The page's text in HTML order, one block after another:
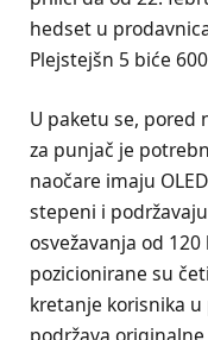
hedset u
Plejstejšn 5 biće
U paketu se, pored
za punjač je
naočare imaju
stepeni i
osvežavanja od
pozicionirane su
kretanje korisnika u